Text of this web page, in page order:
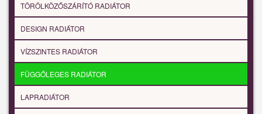
TÖRÖLKÖZŐSZÁRÍTÓ RADIÁTOR
DESIGN RADIÁTOR
VÍZSZINTES RADIÁTOR
FÜGGŐLEGES RADIÁTOR
LAPRADIÁTOR